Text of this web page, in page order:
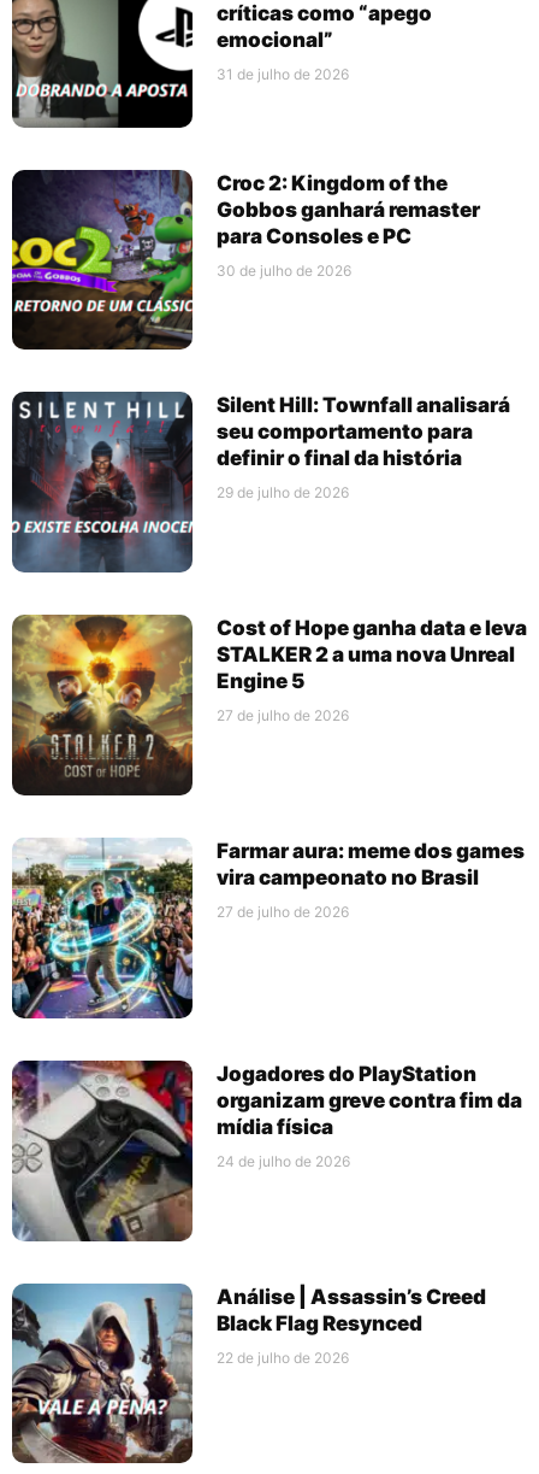
críticas como “apego
emocional”
31 de julho de 2026
Croc 2: Kingdom of the
Gobbos ganhará remaster
para Consoles e PC
30 de julho de 2026
Silent Hill: Townfall analisará
seu comportamento para
definir o final da história
29 de julho de 2026
Cost of Hope ganha data e leva
STALKER 2 a uma nova Unreal
Engine 5
27 de julho de 2026
Farmar aura: meme dos games
vira campeonato no Brasil
27 de julho de 2026
Jogadores do PlayStation
organizam greve contra fim da
mídia física
24 de julho de 2026
Análise | Assassin’s Creed
Black Flag Resynced
22 de julho de 2026